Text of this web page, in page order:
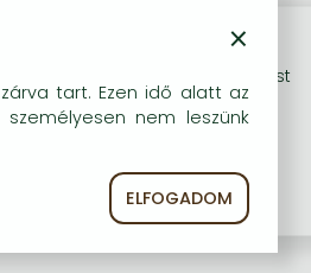
×
tart. Ezen idő alatt az
nem leszünk
ELFOGADOM
hogy teljesebb körű szolgáltatást